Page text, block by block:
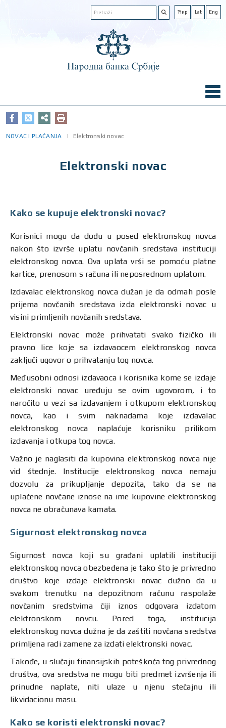
Ћир Lat Eng
NOVAC I PLAĆANJA Elektronski novac
Elektronski novac
Kako se kupuje elektronski novac?
Korisnici mogu da dođu u posed elektronskog novca
nakon što izvrše uplatu novčanih sredstava instituciji
elektronskog novca. Ova uplata vrši se pomoću platne
kartice, prenosom s računa ili neposrednom uplatom.
Izdavalac elektronskog novca dužan je da odmah posle
prijema novčanih sredstava izda elektronski novac u
visini primljenih novčanih sredstava.
Elektronski novac može prihvatati svako fizičko ili
pravno lice koje sa izdavaocem elektronskog novca
zaključi ugovor o prihvatanju tog novca.
Međusobni odnosi izdavaoca i korisnika kome se izdaje
elektronski novac uređuju se ovim ugovorom, i to
naročito u vezi sa izdavanjem i otkupom elektronskog
novca, kao i svim naknadama koje izdavalac
elektronskog novca naplaćuje korisniku prilikom
izdavanja i otkupa tog novca.
Važno je naglasiti da kupovina elektronskog novca nije
vid štednje. Institucije elektronskog novca nemaju
dozvolu za prikupljanje depozita, tako da se na
uplaćene novčane iznose na ime kupovine elektronskog
novca ne obračunava kamata.
Sigurnost elektronskog novca
Sigurnost novca koji su građani uplatili instituciji
elektronskog novca obezbeđena je tako što je privredno
društvo koje izdaje elektronski novac dužno da u
svakom trenutku na depozitnom računu raspolaže
novčanim sredstvima čiji iznos odgovara izdatom
elektronskom novcu. Pored toga, institucija
elektronskog novca dužna je da zaštiti novčana sredstva
primljena radi zamene za izdati elektronski novac.
Takođe, u slučaju finansijskih poteškoća tog privrednog
društva, ova sredstva ne mogu biti predmet izvršenja ili
prinudne naplate, niti ulaze u njenu stečajnu ili
likvidacionu masu.
Kako se koristi elektronski novac?